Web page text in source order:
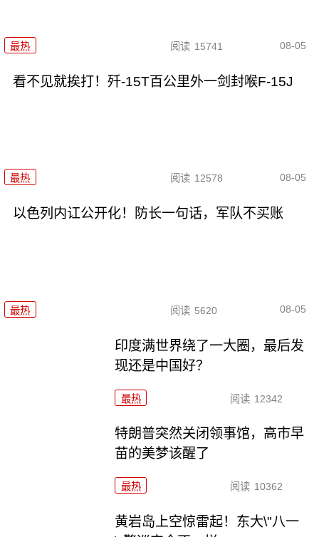
最热 阅读 15741 08-05
看不见就挨打！歼-15T百公里外一剑封喉F-15J
最热 阅读 12578 08-05
以色列内讧公开化！防长一句话，军队不买账
最热 阅读 5620 08-05
印度满世界绕了一大圈，最后发
现还是中国好？
最热 阅读 12342
特朗普突然关闭领事馆，高市早
苗的美梦该醒了
最热 阅读 10362
黄岩岛上空惊雷起！东大\"八一